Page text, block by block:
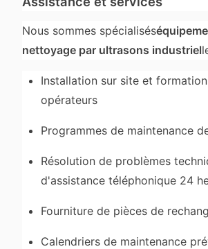
Nous sommes spécialisés
nettoyage par ultrasons industriel
Installation sur site et
opérateurs
Programmes de maintenance
Résolution de problèmes
d'assistance téléphonique 24
Fourniture de pièces de
Calendriers de maintenance